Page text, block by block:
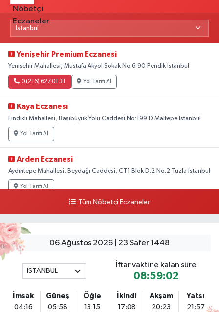
Yenişehir Premium Eczanesi
Yenişehir Mahallesi, Mustafa Akyol Sokak No:6 90 Pendik İstanbul
0 (216) 627 01 31 Yol Tarifi Al
Kaya Eczanesi
Fındıklı Mahallesi, Başıbüyük Yolu Caddesi No:199 D Maltepe İstanbul
Yol Tarifi Al
Arden Eczanesi
Aydıntepe Mahallesi, Beydağı Caddesi, CT1 Blok D:2 No:2 Tuzla İstanbul
Yol Tarifi Al
Bostancı Mahallesi, Emin Ali Paşa Caddesi No:87 A Kadıköy İstanbul
Yol Tarifi Al
Bakırköy Maral Eczanesi
Zeytinlik Mahallesi, Pancar Sokak No:28 B Bakırköy İstanbul
Yol Tarifi Al
Tüm Nöbetçi Eczaneler
06 Ağustos 2026 | 23 Safer 1448
İSTANBUL
İftar vaktine kalan süre
08:59:02
İmsak
04:16
Güneş
05:58
Öğle
13:15
İkindi
17:08
Akşam
20:23
Yatsı
21:57